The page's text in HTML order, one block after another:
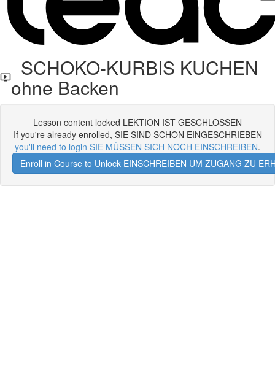
SCHOKO-KURBIS KUCHEN
ohne Backen
Lesson content locked LEKTION IST GESCHLOSSEN
If you're already enrolled, SIE SIND SCHON EINGESCHRIEBEN
you'll need to login SIE MÜSSEN SICH NOCH EINSCHREIBEN.
Enroll in Course to Unlock EINSCHREIBEN UM ZUGANG ZU